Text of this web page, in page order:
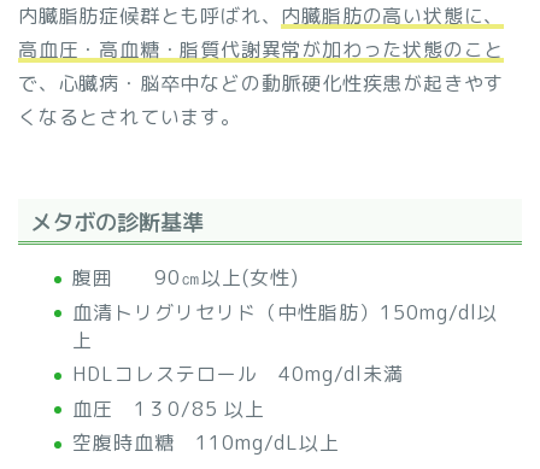
内臓脂肪症候群とも呼ばれ、 内臓脂肪の高い状態に、
高血圧・高血糖・脂質代謝異常が加わった状態のこと
で、心臓病・脳卒中などの動脈硬化性疾患が起きやす
くなるとされています。
メタボの診断基準
腹囲 90㎝以上(女性)
血清トリグリセリド（中性脂肪）150mg/dl以
上
HDLコレステロール 40mg/dl未満
血圧 1３0/85 以上
空腹時血糖 110mg/dL以上